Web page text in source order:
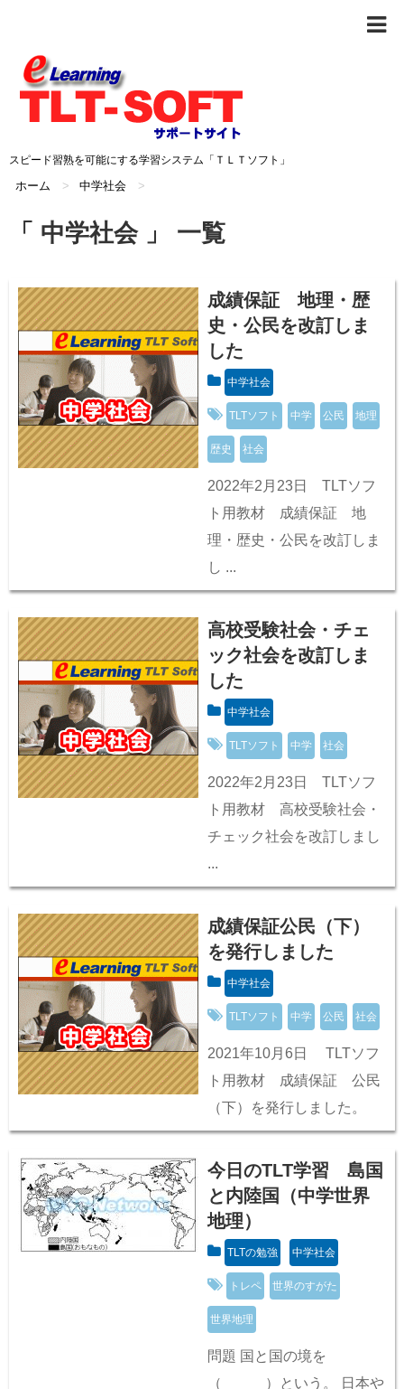
スピード習熟を可能にする学習システム「ＴＬＴソフト」
ホーム > 中学社会 >
「 中学社会 」 一覧
成績保証 地理・歴
史・公民を改訂しま
した
中学社会
TLTソフト 中学 公民 地理
歴史 社会
2022年2月23日 TLTソフ
ト用教材 成績保証 地
理・歴史・公民を改訂しま
し ...
高校受験社会・チェ
ック社会を改訂しま
した
中学社会
TLTソフト 中学 社会
2022年2月23日 TLTソフ
ト用教材 高校受験社会・
チェック社会を改訂しまし
...
成績保証公民（下）
を発行しました
中学社会
TLTソフト 中学 公民 社会
2021年10月6日 TLTソフ
ト用教材 成績保証 公民
（下）を発行しました。
今日のTLT学習 島国
と内陸国（中学世界
地理）
TLTの勉強 中学社会
トレペ 世界のすがた
世界地理
問題 国と国の境を
（ ）という。 日本や